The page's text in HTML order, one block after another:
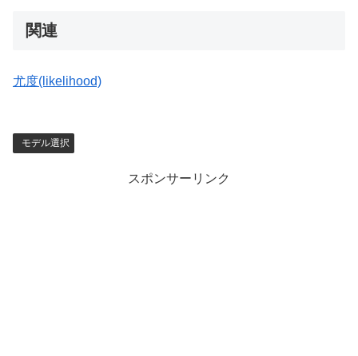
関連
尤度(likelihood)
モデル選択
スポンサーリンク